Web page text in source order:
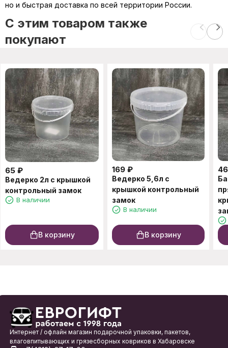
но и быстрая доставка по всей территории России.
C этим товаром также
покупают
65 ₽
Ведерко 2л с крышкой
контрольный замок
В наличии
В корзину
169 ₽
Ведерко 5,6л с
крышкой контрольный
замок
В наличии
В корзину
46
Интернет / офлайн магазин подарочной упаковки, пакетов,
влаговпитывающих и грязесборных ковриков в Хабаровске